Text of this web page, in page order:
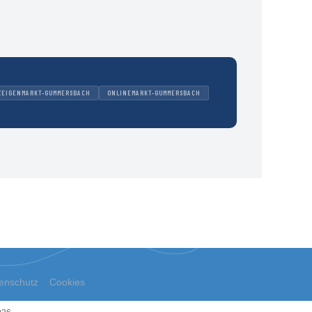
GUMMERSBACH ONLINEMARKT-GUMMERSBACH
Cookies